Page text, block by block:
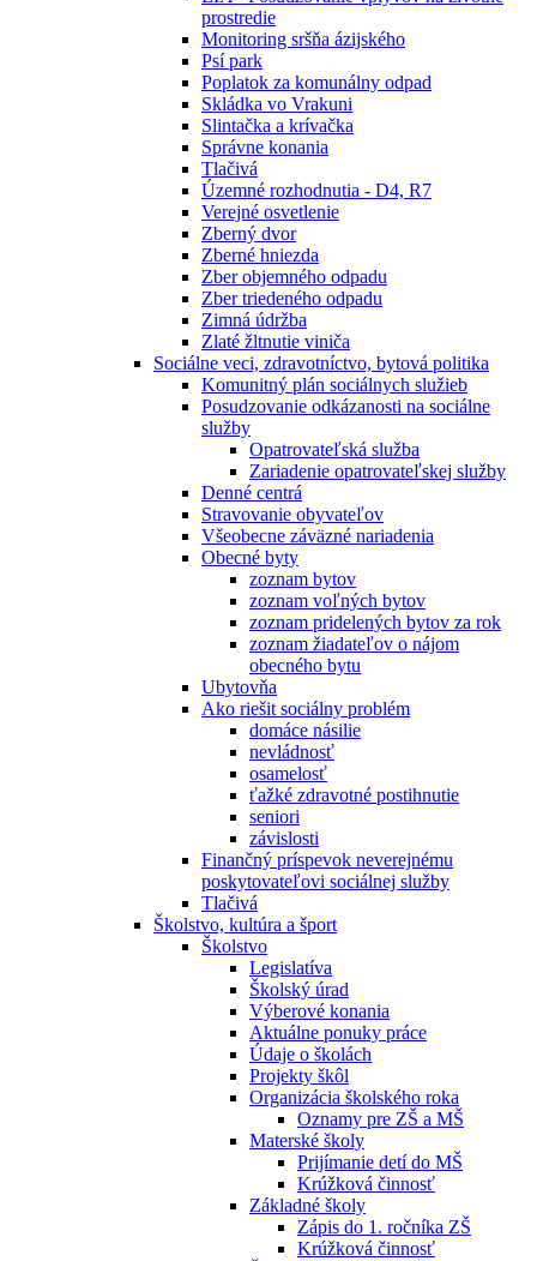
prostredie
Monitoring sršňa ázijského
Psí park
Poplatok za komunálny odpad
Skládka vo Vrakuni
Slintačka a krívačka
Správne konania
Tlačivá
Územné rozhodnutia - D4, R7
Verejné osvetlenie
Zberný dvor
Zberné hniezda
Zber objemného odpadu
Zber triedeného odpadu
Zimná údržba
Zlaté žltnutie viniča
Sociálne veci, zdravotníctvo, bytová politika
Komunitný plán sociálnych služieb
Posudzovanie odkázanosti na sociálne
služby
Opatrovateľská služba
Zariadenie opatrovateľskej služby
Denné centrá
Stravovanie obyvateľov
Všeobecne záväzné nariadenia
Obecné byty
zoznam bytov
zoznam voľných bytov
zoznam pridelených bytov za rok
zoznam žiadateľov o nájom
obecného bytu
Ubytovňa
Ako riešit sociálny problém
domáce násilie
nevládnosť
osamelosť
ťažké zdravotné postihnutie
seniori
závislosti
Finančný príspevok neverejnému
poskytovateľovi sociálnej služby
Tlačivá
Školstvo, kultúra a šport
Školstvo
Legislatíva
Školský úrad
Výberové konania
Aktuálne ponuky práce
Údaje o školách
Projekty škôl
Organizácia školského roka
Oznamy pre ZŠ a MŠ
Materské školy
Prijímanie detí do MŠ
Krúžková činnosť
Základné školy
Zápis do 1. ročníka ZŠ
Krúžková činnosť